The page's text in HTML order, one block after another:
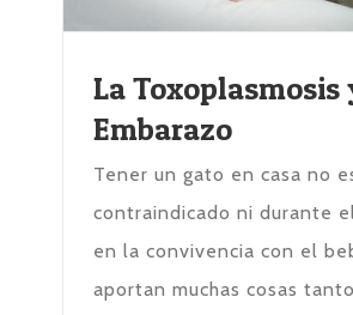
La Toxoplasmosis
Embarazo
Tener un gato en casa no
contraindicado ni durante
en la convivencia con el
aportan muchas cosas